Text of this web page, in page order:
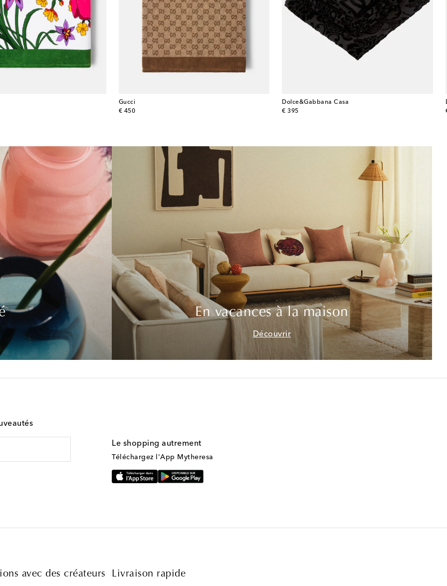
Gucci
€ 450
original price
Dolce&Gabbana Casa
€ 395
original price
En vacances à la maison
Découvrir
Le shopping autrement
Téléchargez l'App Mytheresa
avec des créateurs Livraison rapide